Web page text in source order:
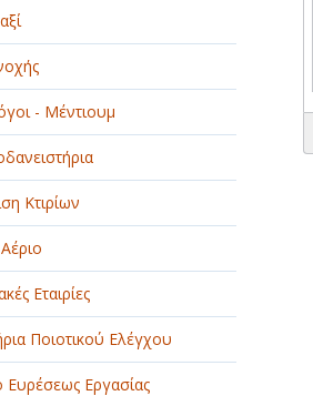
- Μέντιουμ
Κτιρίων
Εταιρίες
Ποιοτικού Ελέγχου
Ευρέσεως Εργασίας